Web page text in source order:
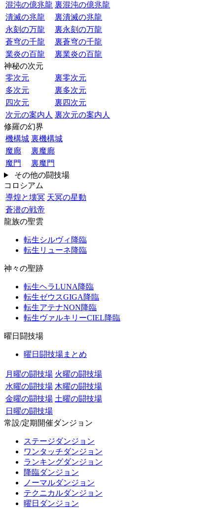
混沌の億兆龍 裏混沌の億兆龍
潰滅の兆龍
裏潰滅の兆龍
永刻の万龍
裏永刻の万龍
蒼穹の千龍
裏蒼穹の千龍
業炎の百龍
裏業炎の百龍
神秘の次元
零次元
裏零次元
多次元
裏多次元
四次元
裏四次元
次元の案内人 裏次元の案内人
修羅の幻界
機構城 裏機構城
魔廊
裏魔廊
魔門
裏魔門
その他の闘技場
コロシアム
導煌と壊冥 天冥の星動
蒼潜の戦帝
龍族の聖雲
転生シルヴィ降臨
転生リューネ降臨
神々の聖跡
転生ヘラLUNA降臨
転生ゼウスGIGA降臨
転生アテナNON降臨
転生ヴァルキリーCIEL降臨
曜日闘技場
曜日闘技場まとめ
月曜の闘技場 火曜の闘技場
水曜の闘技場 木曜の闘技場
金曜の闘技場 土曜の闘技場
日曜の闘技場
常設/定期開催ダンジョン
ステージダンジョン
ワンタッチダンジョン
ランキングダンジョン
降臨ダンジョン
ノーマルダンジョン
テクニカルダンジョン
曜日ダンジョン